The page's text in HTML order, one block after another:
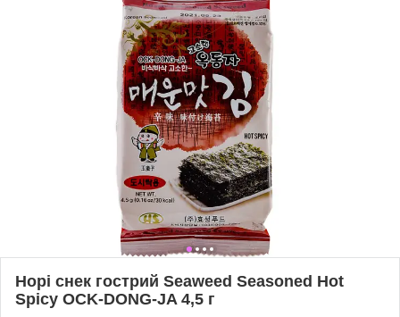
Норі снек гострий Seaweed Seasoned Hot
Spicy OCK-DONG-JA 4,5 г